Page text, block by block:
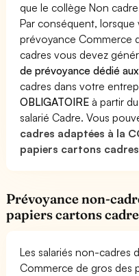
que le collège Non
Par conséquent, lorsque
prévoyance Commerce
cadres vous devez
de prévoyance dédié
cadres dans votre
OBLIGATOIRE à partir
salarié Cadre. Vous
cadres adaptées à la
papiers cartons
Prévoyance non-
papiers cartons
Les salariés non-cadres
Commerce de gros des